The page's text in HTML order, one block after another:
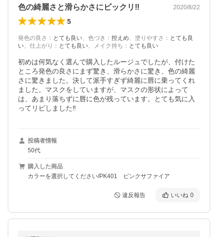
色の綺麗さと滑らかさにビックリ‼︎ 2020/8/22
5
発色の良さ ： とても良い、 色づき ： 控えめ、 塗りやすさ ： とても良
い、 仕上がり ： とても良い、 メイク持ち ： とても良い
初めは何気なく選んで購入したルージュでしたが、付けた
ところ発色の良さにまず驚き、滑らかさに驚き、色の綺麗
さに驚きました。決して派手すぎず綺麗に唇に乗ってくれ
ました。マスクをしていますが、マスクの形状によって
は、あまり落ちずに唇に色が残っています。とても気に入
ってリピしました‼︎
投稿者情報
50代
購入した商品
カラーを選択してください/PK401 ピンクサファイア
違反報告 いいね 0